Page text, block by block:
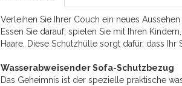
Verleihen Sie Ihrer Couch ein neues
Essen Sie darauf, spielen Sie mit Ihren
Haare. Diese Schutzhülle sorgt dafür, dass
Wasserabweisender Sofa-Schutzbezug
Das Geheimnis ist der spezielle praktische